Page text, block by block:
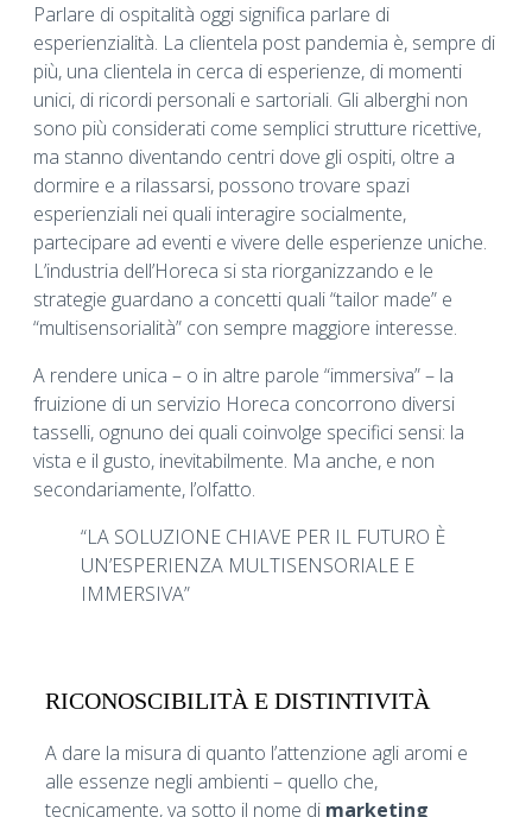
Parlare di ospitalità oggi significa parlare di
esperienzialità. La clientela post pandemia è, sempre di
più, una clientela in cerca di esperienze, di momenti
unici, di ricordi personali e sartoriali. Gli alberghi non
sono più considerati come semplici strutture ricettive,
ma stanno diventando centri dove gli ospiti, oltre a
dormire e a rilassarsi, possono trovare spazi
esperienziali nei quali interagire socialmente,
partecipare ad eventi e vivere delle esperienze uniche.
L’industria dell’Horeca si sta riorganizzando e le
strategie guardano a concetti quali “tailor made” e
“multisensorialità” con sempre maggiore interesse.
A rendere unica – o in altre parole “immersiva” – la
fruizione di un servizio Horeca concorrono diversi
tasselli, ognuno dei quali coinvolge specifici sensi: la
vista e il gusto, inevitabilmente. Ma anche, e non
secondariamente, l’olfatto.
“LA SOLUZIONE CHIAVE PER IL FUTURO È
UN’ESPERIENZA MULTISENSORIALE E
IMMERSIVA”
RICONOSCIBILITÀ E DISTINTIVITÀ
A dare la misura di quanto l’attenzione agli aromi e
alle essenze negli ambienti – quello che,
tecnicamente, va sotto il nome di marketing